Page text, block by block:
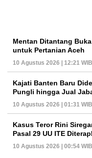
Mentan Ditantang
untuk Pertanian Aceh
10 Agustus 2026 | 12:21 WIB
Kajati Banten Baru
Pungli hingga Jual
10 Agustus 2026 | 01:31 WIB
Kasus Teror Rini
Pasal 29 UU ITE
10 Agustus 2026 | 00:54 WIB